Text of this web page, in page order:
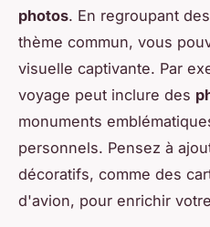
photos. En regroupant
thème commun, vous
visuelle captivante. Par
voyage peut inclure des
monuments
personnels. Pensez à
décoratifs, comme des
d'avion, pour enrichir